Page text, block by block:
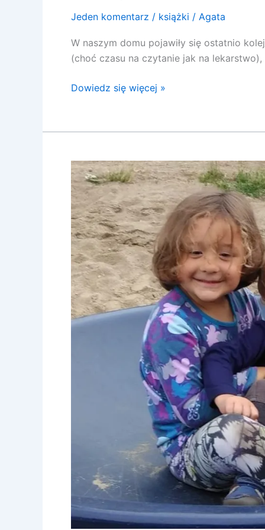
Jeden komentarz / książki / Agata
W naszym domu pojawiły się ostatnio
(choć czasu na czytanie jak na
Dowiedz się więcej »
Będziesz
starszą
siostrą
–
część
druga